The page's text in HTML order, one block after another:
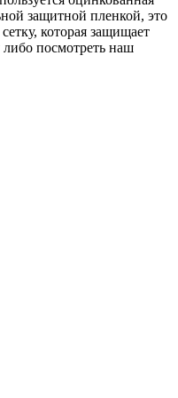
защитной пленкой, это
которая защищает
посмотреть наш